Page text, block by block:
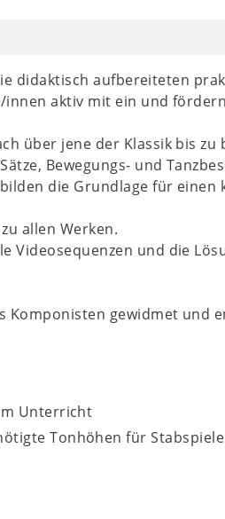
didaktisch aufbereiteten
aktiv mit ein und
über jene der Klassik bis zu
Bewegungs- und
die Grundlage für einen
allen Werken.
Videosequenzen und die
Komponisten gewidmet und
Unterricht
Tonhöhen für